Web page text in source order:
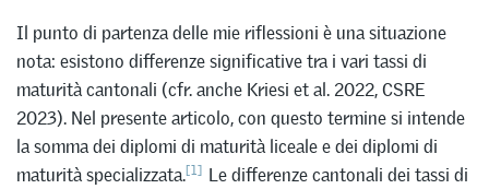
Il punto di partenza delle mie riflessioni è una situazione
nota: esistono differenze significative tra i vari tassi di
maturità cantonali (cfr. anche Kriesi et al. 2022, CSRE
2023). Nel presente articolo, con questo termine si intende
la somma dei diplomi di maturità liceale e dei diplomi di
maturità specializzata.[1] Le differenze cantonali dei tassi di